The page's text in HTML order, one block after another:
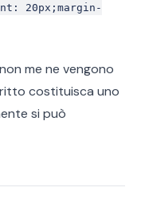
20px;margin-
me ne vengono
costituisca uno
si può